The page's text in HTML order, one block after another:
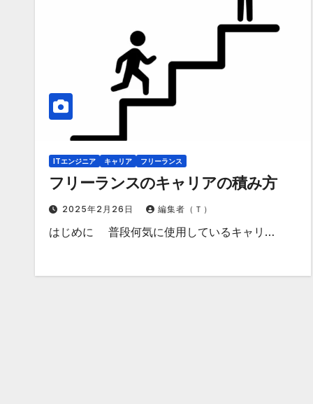
ITエンジニア キャリア フリーランス
フリーランスのキャリアの積み方
2025年2月26日 編集者（Ｔ）
はじめに 普段何気に使用しているキャリ…